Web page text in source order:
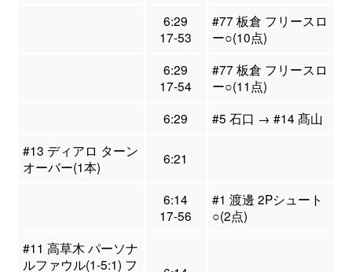
6:29
17-53
#77 板倉 フリースロ
ー○(10点)
6:29
17-54
#77 板倉 フリースロ
ー○(11点)
6:29
#5 石口 → #14 髙山
#13 ディアロ ターン
オーバー(1本)
6:21
6:14
17-56
#1 渡邊 2Pシュート
○(2点)
#11 高草木 パーソナ
ルファウル(1-5:1) フ